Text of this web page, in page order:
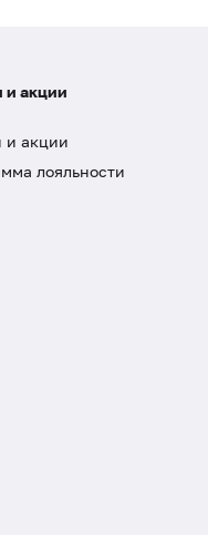
и акции
и акции
лояльности